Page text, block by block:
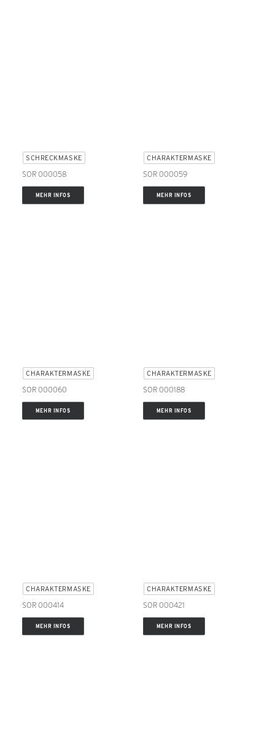
SCHRECKMASKE
SOR 000058
MEHR INFOS
CHARAKTERMASKE
SOR 000059
MEHR INFOS
CHARAKTERMASKE
SOR 000060
MEHR INFOS
CHARAKTERMASKE
SOR 000188
MEHR INFOS
CHARAKTERMASKE
SOR 000414
MEHR INFOS
CHARAKTERMASKE
SOR 000421
MEHR INFOS